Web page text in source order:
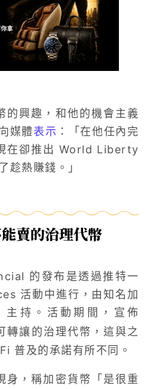
的興趣，和他的機會主義
媒體表示 ：「在他任內完
在卻推出 World Liberty
趁熱賺錢。」
賣的治理代幣
的發布是透過推特一
活動中進行，由知名加
持。活動期間，宣佈
轉讓的治理代幣，這與之
普及的承諾有所不同。
身，稱加密貨幣「是很重